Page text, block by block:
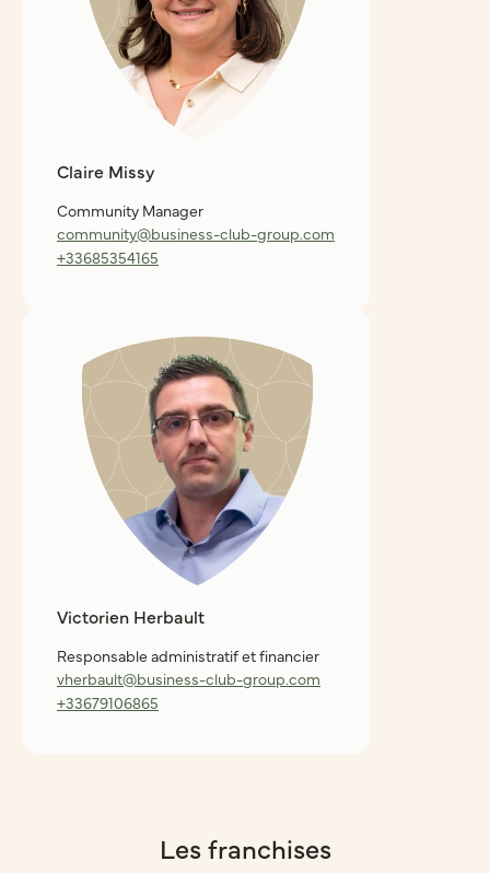
Claire Missy
Community Manager
community@business-club-group.com
+33685354165
Victorien Herbault
Responsable administratif et financier
vherbault@business-club-group.com
+33679106865
Les franchises